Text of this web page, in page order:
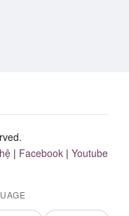
| Facebook | Youtube